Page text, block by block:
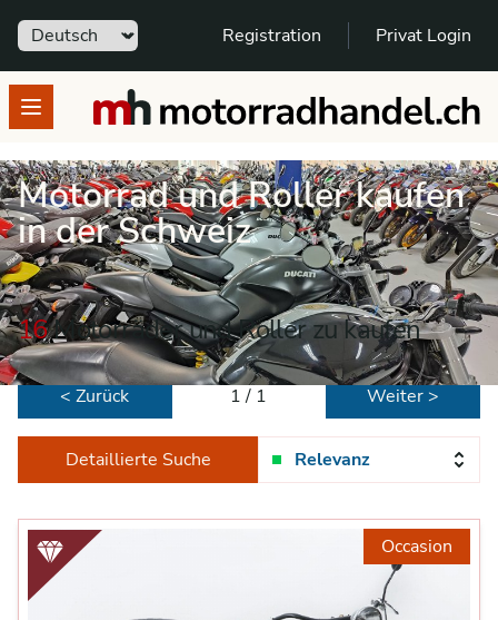
Sprache Registration Privat Login
Open menumotorradhandel.ch
Motorrad und Roller kaufen
in der Schweiz
16Motorräder und Roller zu kaufen
< Zurück 1 / 1 Weiter >
Detaillierte Suche Relevanz
Occasion